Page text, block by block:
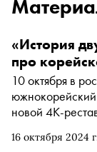
16 октября 2024
«История
про
10 октября в
новой 4К-
режиссера, но и